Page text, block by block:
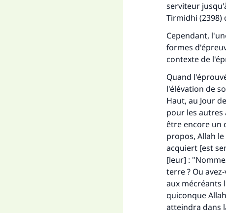
serviteur
Tirmidhi (2398)
Cependant,
formes
contexte de
Quand
l'élévation de
Haut, au Jour
pour les
être encore un
propos, Allah
acquiert [est
[leur] :
terre ? Ou
aux mécréants
quiconque
atteindra dans